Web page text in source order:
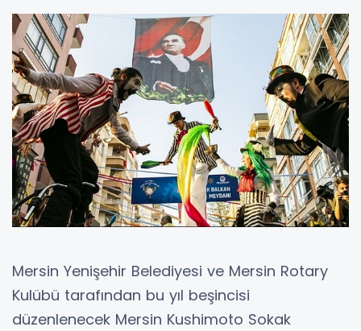
Mersin Yenişehir Belediyesi ve Mersin Rotary
Kulübü tarafından bu yıl beşincisi
düzenlenecek Mersin Kushimoto Sokak